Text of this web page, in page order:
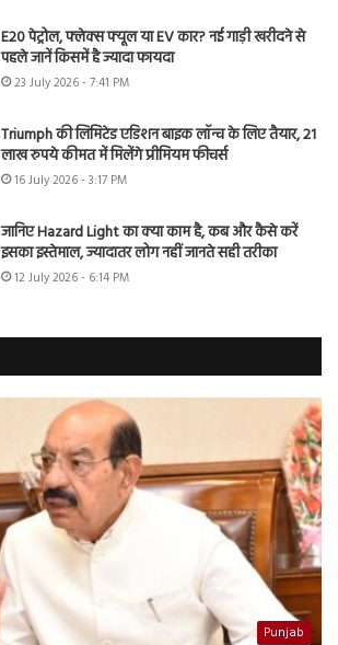
E20 पेट्रोल, फ्लेक्स फ्यूल या EV कार? नई गाड़ी खरीदने से
पहले जानें किसमें है ज्यादा फायदा
23 July 2026 - 7:41 PM
Triumph की लिमिटेड एडिशन बाइक लॉन्च के लिए तैयार, 21
लाख रुपये कीमत में मिलेंगे प्रीमियम फीचर्स
16 July 2026 - 3:17 PM
जानिए Hazard Light का क्या काम है, कब और कैसे करें
इसका इस्तेमाल, ज्यादातर लोग नहीं जानते सही तरीका
12 July 2026 - 6:14 PM
Punjab